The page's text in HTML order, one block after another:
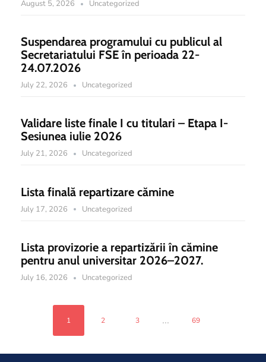
August 5, 2026 Uncategorized
Suspendarea programului cu publicul al
Secretariatului FSE în perioada 22-
24.07.2026
July 22, 2026 Uncategorized
Validare liste finale I cu titulari – Etapa I-
Sesiunea iulie 2026
July 21, 2026 Uncategorized
Lista finală repartizare cămine
July 17, 2026 Uncategorized
Lista provizorie a repartizării în cămine
pentru anul universitar 2026–2027.
July 16, 2026 Uncategorized
1 2 3 ... 69